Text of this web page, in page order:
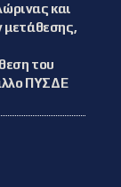
και
μετάθεσης,
του
ΠΥΣΔΕ